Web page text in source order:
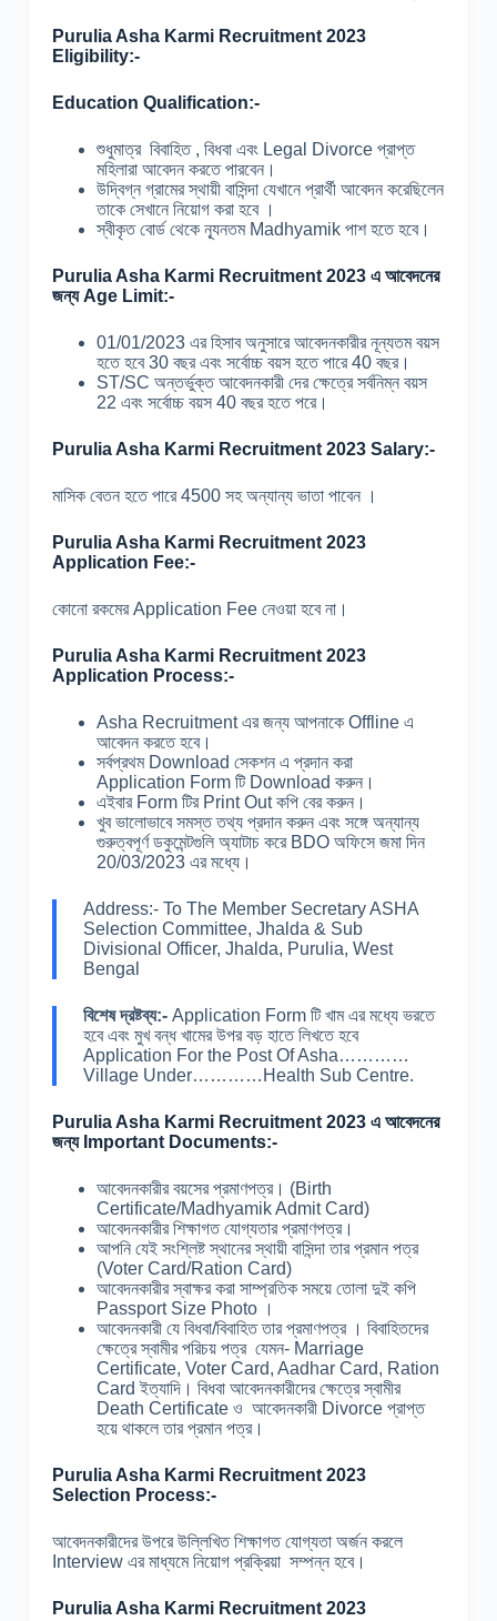
Purulia Asha Karmi Recruitment 2023
Eligibility:-
Education Qualification:-
শুধুমাত্র বিবাহিত , বিধবা এবং Legal Divorce প্রাপ্ত
মহিলারা আবেদন করতে পারবেন।
উদ্বিগ্ন গ্রামের স্থায়ী বাসিন্দা যেখানে প্রার্থী আবেদন করেছিলেন
তাকে সেখানে নিয়োগ করা হবে ।
স্বীকৃত বোর্ড থেকে ন্যূনতম Madhyamik পাশ হতে হবে।
Purulia Asha Karmi Recruitment 2023 এ আবেদনের
জন্য Age Limit:-
01/01/2023 এর হিসাব অনুসারে আবেদনকারীর নূন্যতম বয়স
হতে হবে 30 বছর এবং সর্বোচ্চ বয়স হতে পারে 40 বছর।
ST/SC অন্তর্ভুক্ত আবেদনকারী দের ক্ষেত্রে সর্বনিম্ন বয়স
22 এবং সর্বোচ্চ বয়স 40 বছর হতে পরে।
Purulia Asha Karmi Recruitment 2023 Salary:-
মাসিক বেতন হতে পারে 4500 সহ অন্যান্য ভাতা পাবেন ।
Purulia Asha Karmi Recruitment 2023
Application Fee:-
কোনো রকমের Application Fee নেওয়া হবে না।
Purulia Asha Karmi Recruitment 2023
Application Process:-
Asha Recruitment এর জন্য আপনাকে Offline এ
আবেদন করতে হবে।
সর্বপ্রথম Download সেকশন এ প্রদান করা
Application Form টি Download করুন।
এইবার Form টির Print Out কপি বের করুন।
খুব ভালোভাবে সমস্ত তথ্য প্রদান করুন এবং সঙ্গে অন্যান্য
গুরুত্বপূর্ণ ডকুমেন্টগুলি অ্যাটাচ করে BDO অফিসে জমা দিন
20/03/2023 এর মধ্যে।
Address:- To The Member Secretary ASHA
Selection Committee, Jhalda & Sub
Divisional Officer, Jhalda, Purulia, West
Bengal
বিশেষ দ্রষ্টব্য:-Application Form টি খাম এর মধ্যে ভরতে
হবে এবং মুখ বন্ধ খামের উপর বড় হাতে লিখতে হবে
Application For the Post Of Asha…………
Village Under…………Health Sub Centre.
Purulia Asha Karmi Recruitment 2023 এ আবেদনের
জন্য Important Documents:-
আবেদনকারীর বয়সের প্রমাণপত্র। (Birth
Certificate/Madhyamik Admit Card)
আবেদনকারীর শিক্ষাগত যোগ্যতার প্রমাণপত্র।
আপনি যেই সংশ্লিষ্ট স্থানের স্থায়ী বাসিন্দা তার প্রমান পত্র
(Voter Card/Ration Card)
আবেদনকারীর স্বাক্ষর করা সাম্প্রতিক সময়ে তোলা দুই কপি
Passport Size Photo ।
আবেদনকারী যে বিধবা/বিবাহিত তার প্রমাণপত্র । বিবাহিতদের
ক্ষেত্রে স্বামীর পরিচয় পত্র যেমন- Marriage
Certificate, Voter Card, Aadhar Card, Ration
Card ইত্যাদি। বিধবা আবেদনকারীদের ক্ষেত্রে স্বামীর
Death Certificate ও আবেদনকারী Divorce প্রাপ্ত
হয়ে থাকলে তার প্রমান পত্র।
Purulia Asha Karmi Recruitment 2023
Selection Process:-
আবেদনকারীদের উপরে উল্লিখিত শিক্ষাগত যোগ্যতা অর্জন করলে
Interview এর মাধ্যমে নিয়োগ প্রক্রিয়া সম্পন্ন হবে।
Purulia Asha Karmi Recruitment 2023